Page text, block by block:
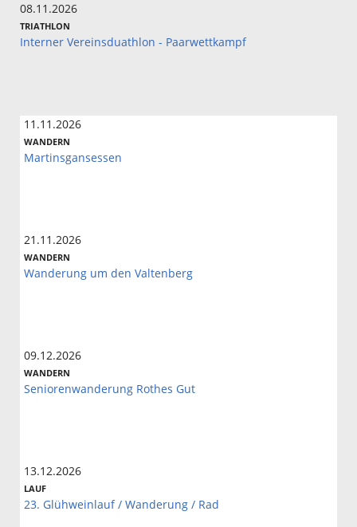
08.11.2026
TRIATHLON
Interner Vereinsduathlon - Paarwettkampf
11.11.2026
WANDERN
Martinsgansessen
21.11.2026
WANDERN
Wanderung um den Valtenberg
09.12.2026
WANDERN
Seniorenwanderung Rothes Gut
13.12.2026
LAUF
23. Glühweinlauf / Wanderung / Rad